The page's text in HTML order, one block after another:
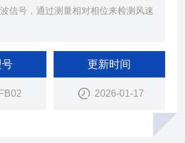
信号，通过测量相对相位来检测风速
更新时间
2026-01-17